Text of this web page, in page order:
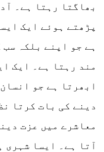
بھاگتا رہتا ہے۔
پڑھتے ہوئے ایک
ہے جو اپنے بلکہ
مند رہتا ہے۔ ایک
ابھرتا ہے جو
دینے کی بات کرتا
معاشرے میں عزت
آتا ہے۔ ایسا شہری